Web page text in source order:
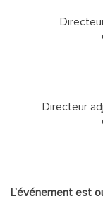
Directeur
L’événement est